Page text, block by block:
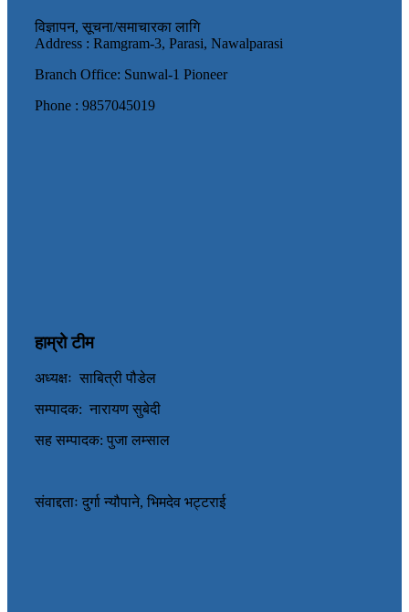
विज्ञापन, सूचना/समाचारका लागि
Address : Ramgram-3, Parasi, Nawalparasi
Branch Office: Sunwal-1 Pioneer
Phone : 9857045019
हाम्रो टीम
अध्यक्षः साबित्री पौडेल
सम्पादक: नारायण सुबेदी
सह सम्पादक: पुजा लम्साल
संवाद्दताः दुर्गा न्यौपाने, भिमदेव भट्टराई